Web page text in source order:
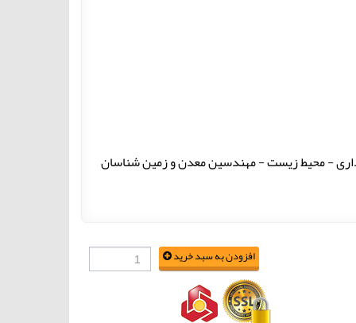
- محیط زیست - مهندسین معدن و زمین شناسان
افزودن به سبد خرید